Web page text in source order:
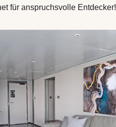
für anspruchsvolle Entdecker!